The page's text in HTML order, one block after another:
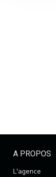
A PROPOS
L'agence